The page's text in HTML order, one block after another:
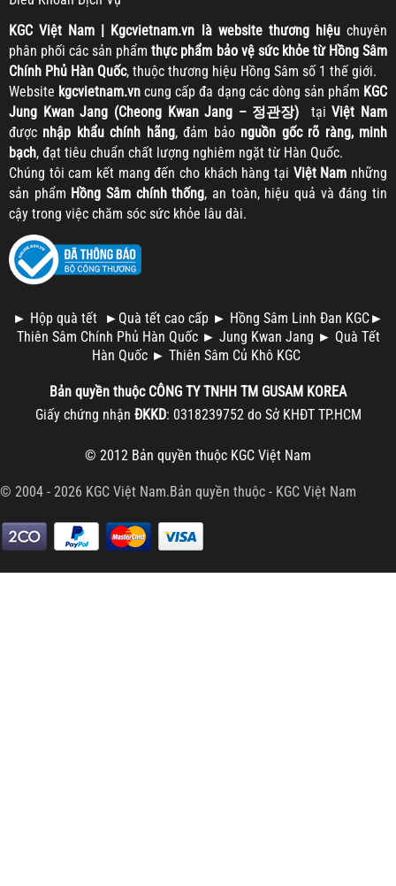
KGCViệt Nam | Kgcvietnam.vn là website thương hiệuchuyên
phân phối các sản phẩmthực phẩm bảo vệ sức khỏe từ Hồng Sâm
Chính Phủ Hàn Quốc, thuộc thương hiệu Hồng Sâm số 1 thế giới.
Website kgcvietnam.vn cung cấp đa dạng các dòng sản phẩm KGC
Jung Kwan Jang (Cheong Kwan Jang – 정관장) tạiViệt Nam
được nhập khẩu chính hãng, đảm bảo nguồn gốc rõ ràng, minh
bạch, đạt tiêu chuẩn chất lượng nghiêm ngặt từ Hàn Quốc.
Chúng tôi cam kết mang đến cho khách hàng tại Việt Nam những
sản phẩm Hồng Sâm chính thống, an toàn, hiệu quả và đáng tin
cậy trong việc chăm sóc sức khỏe lâu dài.
► Hộp quà tết ► Quà tết cao cấp ► Hồng Sâm Linh Đan KGC►
Thiên Sâm Chính Phủ Hàn Quốc ► Jung Kwan Jang ► Quà Tết
Hàn Quốc ► Thiên Sâm Củ Khô KGC
Bản quyền thuộc CÔNG TY TNHH TM GUSAM KOREA
Giấy chứng nhận ĐKKD: 0318239752 do Sở KHĐT TP.HCM
© 2012 Bản quyền thuộc KGC Việt Nam
© 2004 - 2026 KGC Việt Nam.Bản quyền thuộc - KGC Việt Nam